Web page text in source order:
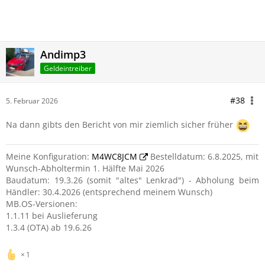
Andimp3
Geldeintreiber
5. Februar 2026 #38
Na dann gibts den Bericht von mir ziemlich sicher früher
Meine Konfiguration: M4WC8JCM
Bestelldatum: 6.8.2025, mit
Wunsch-Abholtermin 1. Hälfte Mai 2026
Baudatum: 19.3.26 (somit "altes" Lenkrad") - Abholung beim
Händler: 30.4.2026 (entsprechend meinem Wunsch)
MB.OS-Versionen:
1.1.11 bei Auslieferung
1.3.4 (OTA) ab 19.6.26
1